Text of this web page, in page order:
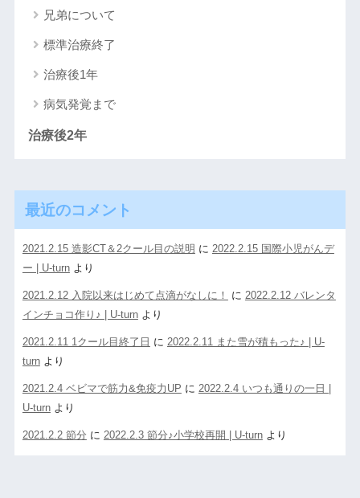
兄弟について
標準治療終了
治療後1年
病気発覚まで
治療後2年
最近のコメント
2021.2.15 造影CT＆2クール目の説明 に 2022.2.15 国際小児がんデ
ー | U-turnより
2021.2.12 入院以来はじめて点滴がなしに！ に 2022.2.12 バレンタ
インチョコ作り♪ | U-turnより
2021.2.11 1クール目終了日 に 2022.2.11 また雪が積もった♪ | U-
turnより
2021.2.4 ベビマで筋力&免疫力UP に 2022.2.4 いつも通りの一日 |
U-turnより
2021.2.2 節分 に 2022.2.3 節分♪小学校再開 | U-turnより